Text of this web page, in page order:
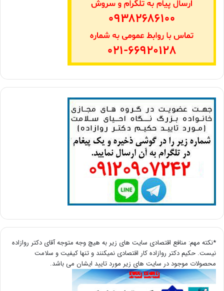
*نکته مهم: منافع اقتصادی سایت های زیر به هیچ وجه متوجه آقای دکتر روازاده
نیست. حکیم دکتر روازاده کار اقتصادی نمیکنند و تنها کیفیت و سلامت
محصولات موجود در سایت های زیر مورد تایید ایشان می باشد.